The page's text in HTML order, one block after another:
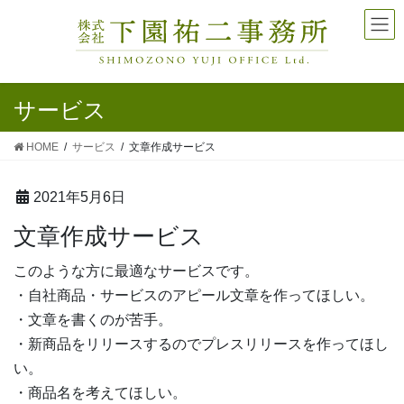
サービス
HOME サービス 文章作成サービス
2021年5月6日
文章作成サービス
このような方に最適なサービスです。
・自社商品・サービスのアピール文章を作ってほしい。
・文章を書くのが苦手。
・新商品をリリースするのでプレスリリースを作ってほし
い。
・商品名を考えてほしい。